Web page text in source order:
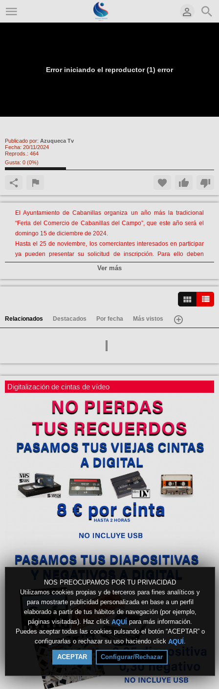
NOS PREOCUPAMOS POR TU PRIVACIDAD
Utilizamos cookies propias y de terceros para fines analíticos y
para mostrarte publicidad personalizada en base a un perfil
elaborado a partir de tus hábitos de navegación (por ejemplo,
páginas visitadas). Haz click AQUÍ para más información.
Puedes aceptar todas las cookies pulsando el botón “ACEPTAR” o
configurarlas o rechazar su uso haciendo click AQUÍ .
ACEPTAR Configurar/Rechazar
Error iniciando el reproductor (1) error
Publicado por: Azuqueca Tv
Fecha: 20/11/2024
Reprods.: 464
Gusta: 0 (0%)
El Ayuntamiento de Cabanillas organiza un año más la tradicional
“Feria del Comercio de Cabanillas del Campo”, que este año será el
domingo 15 de diciembre de 2024.
Hasta el 25 de noviembre, los comerciantes interesados en participar
ya pueden presentar su solicitud de inscripción. Para ello deben
rellenar la hoja de solicitud que encontrarán en el QR de esta
Ayuntamiento o bien a través del Registro Electrónico de la Sede
Como es habitual, el Ayuntamiento facilitará a las empresas
expositoras un stand con carpa plegable, una mesa y un banco;
además de aportar el resto de servicios entorno a la Feria
Para la celebración de la Feria será necesaria la inscripción mínima
de 15 empresas, siendo el máximo de stands permitido por capacidad
mayor que el número de stands permitidos por aforo, la organización
que participaron en la última edición de la Feria y posteriormente las
vacantes por orden de inscripción, y elaboración de una lista de
espera para cubrir posibles bajas.
Para más información, los comercios pueden dirigirse a las concejales
del área de Comercio en los mails que ven en pantalla
rmgarcia@aytocabanillas.org o msoria@aytocabanillas.org.
Ver más
Relacionados Destacados Por fecha Más vistos
Digitalización de cintas de vídeo